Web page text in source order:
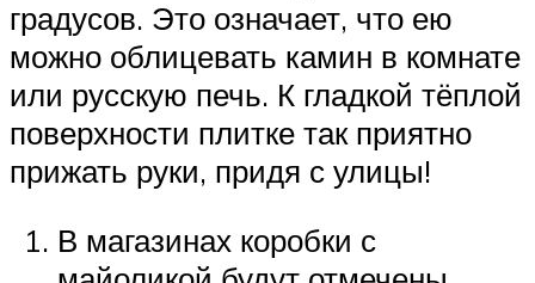
градусов. Это означает, что ею
можно облицевать камин в комнате
или русскую печь. К гладкой тёплой
поверхности плитке так приятно
прижать руки, придя с улицы!
В магазинах коробки с